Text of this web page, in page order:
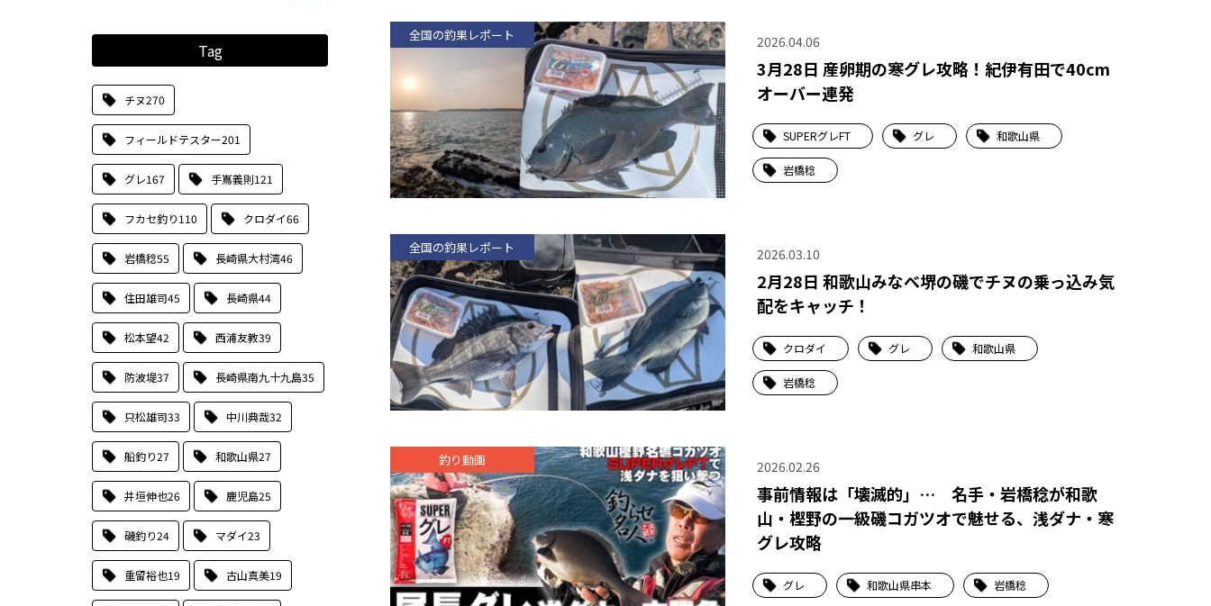
Tag
チヌ270
フィールドテスター201
グレ167 手嶌義則121
フカセ釣り110 クロダイ66
岩橋稔55 長崎県大村湾46
住田雄司45 長崎県44
松本望42 西浦友教39
防波堤37 長崎県南九十九島35
只松雄司33 中川典哉32
船釣り27 和歌山県27
井垣伸也26 鹿児島25
磯釣り24 マダイ23
重留裕也19 古山真美19
全国の釣果レポート 2026.04.06
3月28日 産卵期の寒グレ攻略！紀伊有田で40cm
オーバー連発
SUPERグレFT グレ 和歌山県
岩橋稔
全国の釣果レポート 2026.03.10
2月28日 和歌山みなべ堺の磯でチヌの乗っ込み気
配をキャッチ！
クロダイ グレ 和歌山県
岩橋稔
釣り動画 2026.02.26
事前情報は「壊滅的」… 名手・岩橋稔が和歌
山・樫野の一級磯コガツオで魅せる、浅ダナ・寒
グレ攻略
グレ 和歌山県串本 岩橋稔